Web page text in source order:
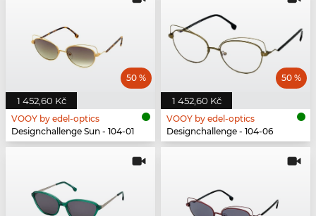
1 452,60 Kč
50 %
VOOY by edel-optics
Designchallenge Sun - 104-01
1 452,60 Kč
50 %
VOOY by edel-optics
Designchallenge - 104-06